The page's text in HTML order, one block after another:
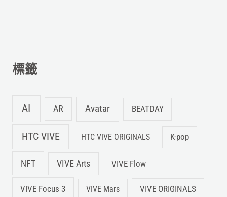
:標籤
AI AR Avatar BEATDAY
HTC VIVE HTC VIVE ORIGINALS K-pop
NFT VIVE Arts VIVE Flow
VIVE Focus 3 VIVE Mars VIVE ORIGINALS